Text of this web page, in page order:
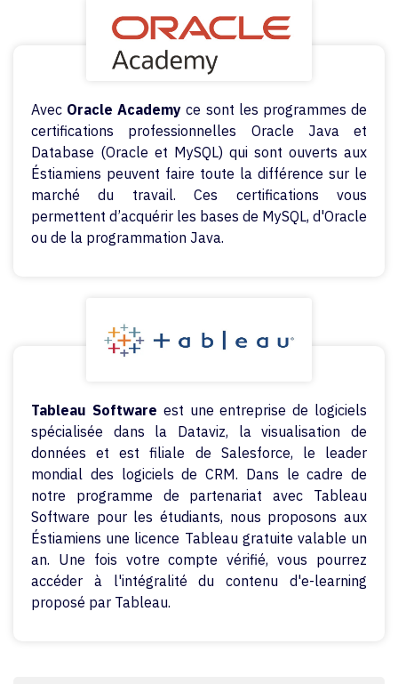
Avec Oracle Academy ce sont les programmes de
certifications professionnelles Oracle Java et
Database (Oracle et MySQL) qui sont ouverts aux
Éstiamiens peuvent faire toute la différence sur le
marché du travail. Ces certifications vous
permettent d’acquérir les bases de MySQL, d'Oracle
ou de la programmation Java.
Tableau Software est une entreprise de logiciels
spécialisée dans la Dataviz, la visualisation de
données et est filiale de Salesforce, le leader
mondial des logiciels de CRM. Dans le cadre de
notre programme de partenariat avec Tableau
Software pour les étudiants, nous proposons aux
Éstiamiens une licence Tableau gratuite valable un
an. Une fois votre compte vérifié, vous pourrez
accéder à l'intégralité du contenu d'e-learning
proposé par Tableau.